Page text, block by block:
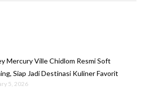
Mercury Ville Chidlom Resmi Soft
Siap Jadi Destinasi Kuliner Favorit
5, 2026